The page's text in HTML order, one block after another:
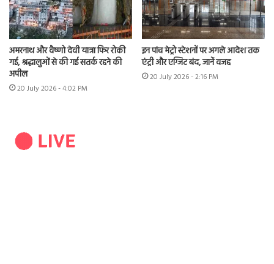
अमरनाथ और वैष्णो देवी यात्रा फिर रोकी
गई, श्रद्धालुओं से की गई सतर्क रहने की
अपील
20 July 2026 - 4:02 PM
इन पांच मेट्रो स्टेशनों पर अगले आदेश तक
एंट्री और एग्जिट बंद, जानें वजह
20 July 2026 - 2:16 PM